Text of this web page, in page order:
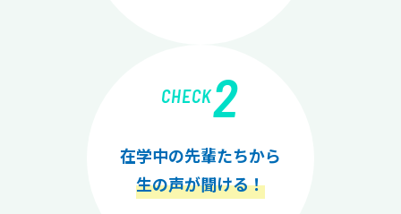
CHECK2
在学中の先輩たちから
生の声が聞ける！